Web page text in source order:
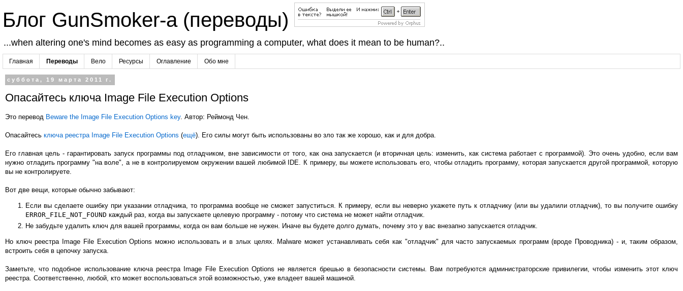
Блог GunSmoker-а (переводы)
...when altering one's mind becomes as easy as programming a computer, what does it mean to be human?..
Главная Переводы Вело Ресурсы Оглавление Обо мне
суббота, 19 марта 2011 г.
Опасайтесь ключа Image File Execution Options
Это перевод Beware the Image File Execution Options key. Автор: Реймонд Чен.
Опасайтесь ключа реестра Image File Execution Options (ещё). Его силы могут быть использованы во зло так же хорошо, как и для добра.
Его главная цель - гарантировать запуск программы под отладчиком, вне зависимости от того, как она запускается (и вторичная цель: изменить, как система работает с программой). Это очень удобно, если вам
нужно отладить программу "на воле", а не в контролируемом окружении вашей любимой IDE. К примеру, вы можете использовать его, чтобы отладить программу, которая запускается другой программой, которую
вы не контролируете.
Вот две вещи, которые обычно забывают:
Если вы сделаете ошибку при указании отладчика, то программа вообще не сможет запуститься. К примеру, если вы неверно укажете путь к отладчику (или вы удалили отладчик), то вы получите ошибку
ERROR_FILE_NOT_FOUND каждый раз, когда вы запускаете целевую программу - потому что система не может найти отладчик.
Не забудьте удалить ключ для вашей программы, когда он вам больше не нужен. Иначе вы будете долго думать, почему это у вас внезапно запускается отладчик.
Но ключ реестра Image File Execution Options можно использовать и в злых целях. Malware может устанавливать себя как "отладчик" для часто запускаемых программ (вроде Проводника) - и, таким образом,
встроить себя в цепочку запуска.
Заметьте, что подобное использование ключа реестра Image File Execution Options не является брешью в безопасности системы. Вам потребуются администраторские привилегии, чтобы изменить этот ключ
реестра. Соответственно, любой, кто может воспользоваться этой возможностью, уже владеет вашей машиной.